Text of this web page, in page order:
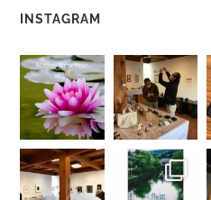
INSTAGRAM